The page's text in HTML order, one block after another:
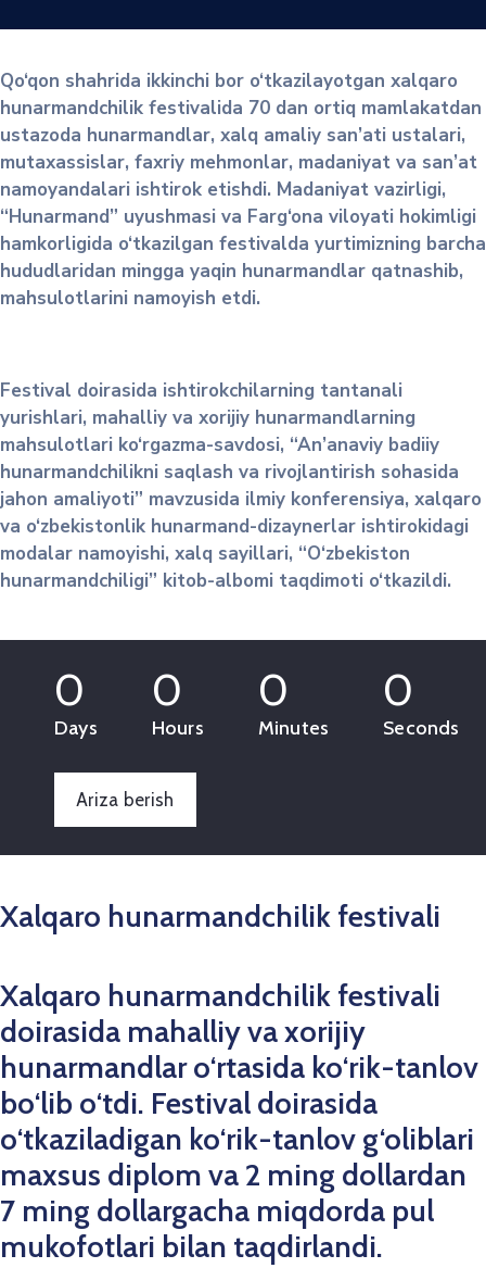
Qo‘qon shahrida ikkinchi bor o‘tkazilayotgan xalqaro
hunarmandchilik festivalida 70 dan ortiq mamlakatdan
ustazoda hunarmandlar, xalq amaliy san’ati ustalari,
mutaxassislar, faxriy mehmonlar, madaniyat va san’at
namoyandalari ishtirok etishdi. Madaniyat vazirligi,
“Hunarmand” uyushmasi va Farg‘ona viloyati hokimligi
hamkorligida o‘tkazilgan festivalda yurtimizning barcha
hududlaridan mingga yaqin hunarmandlar qatnashib,
mahsulotlarini namoyish etdi.
Festival doirasida ishtirokchilarning tantanali
yurishlari, mahalliy va xorijiy hunarmandlarning
mahsulotlari ko‘rgazma-savdosi, “An’anaviy badiiy
hunarmandchilikni saqlash va rivojlantirish sohasida
jahon amaliyoti” mavzusida ilmiy konferensiya, xalqaro
va o‘zbekistonlik hunarmand-dizaynerlar ishtirokidagi
modalar namoyishi, xalq sayillari, “O‘zbekiston
hunarmandchiligi” kitob-albomi taqdimoti o‘tkazildi.
0
Days
0
Hours
0
Minutes
0
Seconds
Ariza berish
Xalqaro hunarmandchilik festivali
Xalqaro hunarmandchilik festivali
doirasida mahalliy va xorijiy
hunarmandlar o‘rtasida ko‘rik-tanlov
bo‘lib o‘tdi. Festival doirasida
o‘tkaziladigan ko‘rik-tanlov g‘oliblari
maxsus diplom va 2 ming dollardan
7 ming dollargacha miqdorda pul
mukofotlari bilan taqdirlandi.